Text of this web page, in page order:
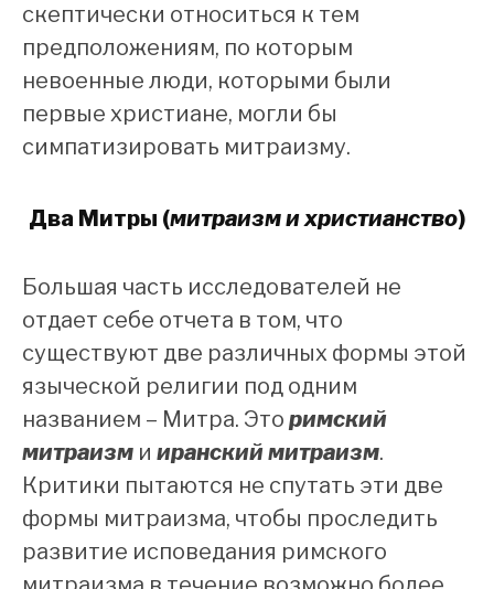
скептически относиться к тем
предположениям, по которым
невоенные люди, которыми были
первые христиане, могли бы
симпатизировать митраизму.
Два Митры (митраизм и христианство)
Большая часть исследователей не
отдает себе отчета в том, что
существуют две различных формы этой
языческой религии под одним
названием – Митра. Это римский
митраизм и иранский митраизм.
Критики пытаются не спутать эти две
формы митраизма, чтобы проследить
развитие исповедания римского